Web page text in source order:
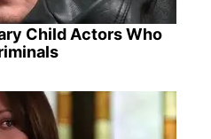
Child Actors Who